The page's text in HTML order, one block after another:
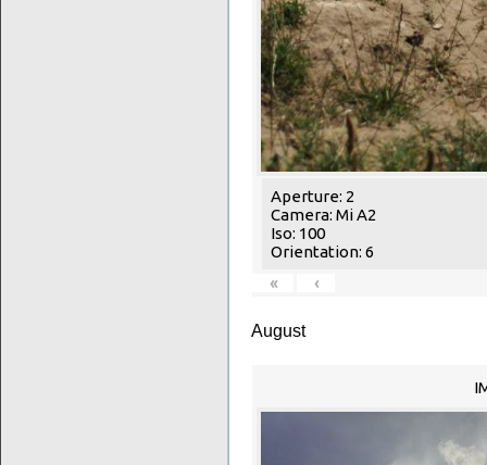
Aperture: 2
Camera: Mi A2
Iso: 100
Orientation: 6
«
‹
August